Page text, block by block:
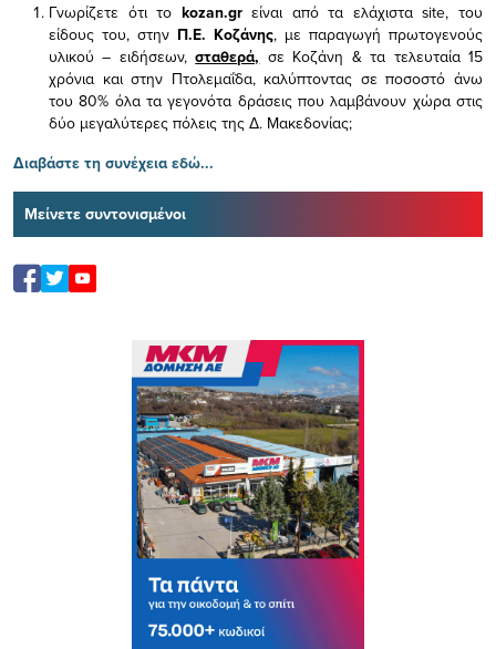
Γνωρίζετε ότι το kozan.gr είναι από τα ελάχισταsite, του
είδους του, στην Π.Ε. Κοζάνης, με παραγωγή πρωτογενούς
υλικού – ειδήσεων,σταθερά, σε Κοζάνη & τα τελευταία 15
χρόνια και στην Πτολεμαΐδα, καλύπτοντας σε ποσοστό άνω
του 80% όλα τα γεγονότα δράσεις που λαμβάνουν χώρα στις
δύο μεγαλύτερες πόλεις της Δ. Μακεδονίας;
Διαβάστε τη συνέχεια εδώ...
Μείνετε συντονισμένοι